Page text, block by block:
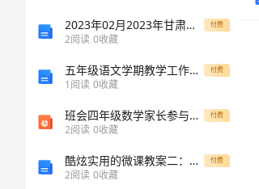
败，
2023年02月2023年甘肃省烟草专卖局(公司)应届生招考聘用124人笔试参考题库答案详解 付费
2阅读 0收藏
五年级语文学期教学工作总结 付费
1阅读 0收藏
班会四年级数学家长参与教学建议 付费
2阅读 0收藏
酷炫实用的微课教案二：如何欣赏齐白石的山水画 付费
2阅读 0收藏